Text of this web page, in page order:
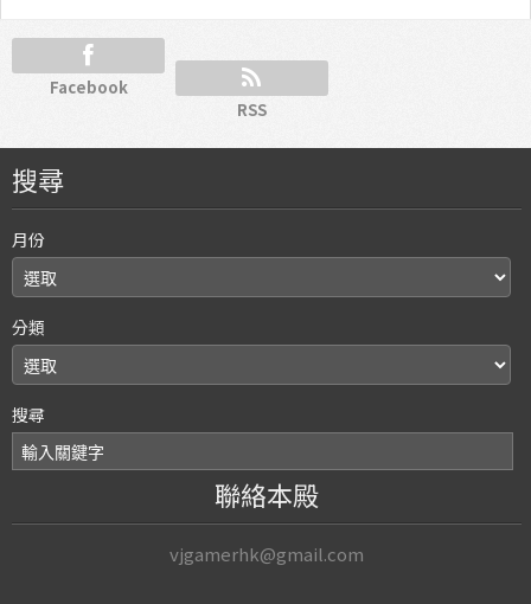
Facebook
RSS
搜尋
月份
分類
搜尋
聯絡本殿
vjgamerhk@gmail.com